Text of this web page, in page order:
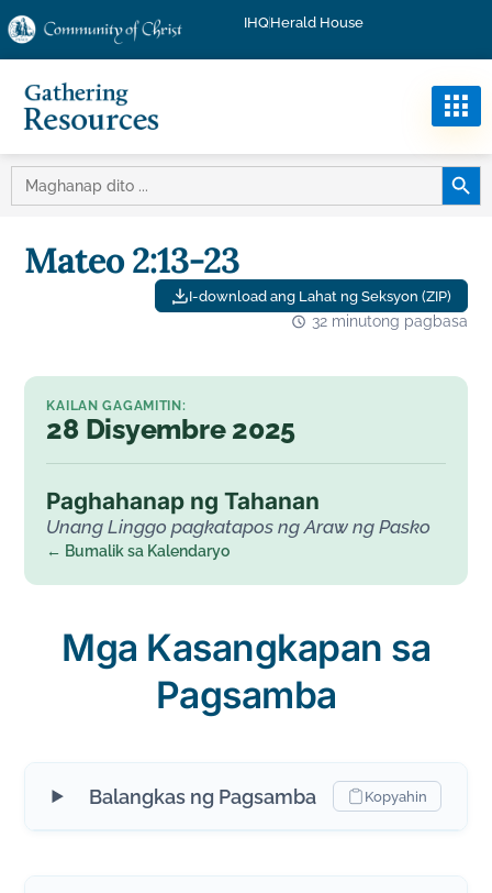
IHQHerald House
ANG:
Mateo 2:13-23
I-download ang Lahat ng Seksyon (ZIP)
32 minutong pagbasa
KAILAN GAGAMITIN:
28 Disyembre 2025
Paghahanap ng Tahanan
Unang Linggo pagkatapos ng Araw ng Pasko
← Bumalik sa Kalendaryo
Mga Kasangkapan sa
Pagsamba
Balangkas ng Pagsamba Kopyahin